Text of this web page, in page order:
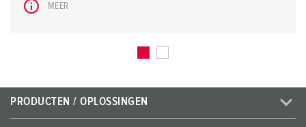
MEER
PRODUCTEN / OPLOSSINGEN